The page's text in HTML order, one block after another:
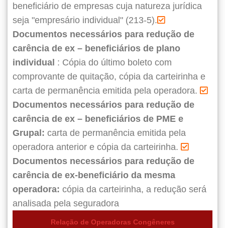
beneficiário de empresas cuja natureza jurídica
seja "empresário individual" (213-5).
Documentos necessários para redução de
carência de ex – beneficiários de plano
individual : Cópia do último boleto com
comprovante de quitação, cópia da carteirinha e
carta de permanência emitida pela operadora.
Documentos necessários para redução de
carência de ex – beneficiários de PME e
Grupal: carta de permanência emitida pela
operadora anterior e cópia da carteirinha.
Documentos necessários para redução de
carência de ex-beneficiário da mesma
operadora: cópia da carteirinha, a redução será
analisada pela seguradora
Relação de Operadoras Congêneres